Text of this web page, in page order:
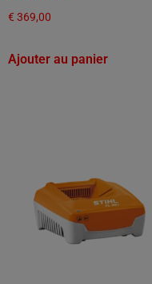
€ 369,00
Ajouter au panier